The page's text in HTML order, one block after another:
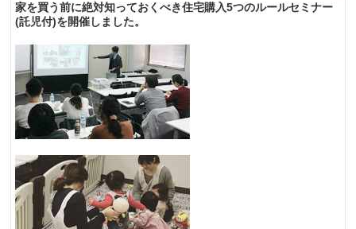
家を買う前に絶対知っておくべき住宅購入5つのルールセミナー
(託児付)を開催しました。